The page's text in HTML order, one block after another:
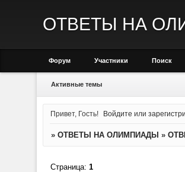
ОТВЕТЫ НА
Форум Участники Поиск
Активные темы
Привет, Гость! Войдите или
» ОТВЕТЫ НА ОЛИМПИАДЫ »
Страница: 1